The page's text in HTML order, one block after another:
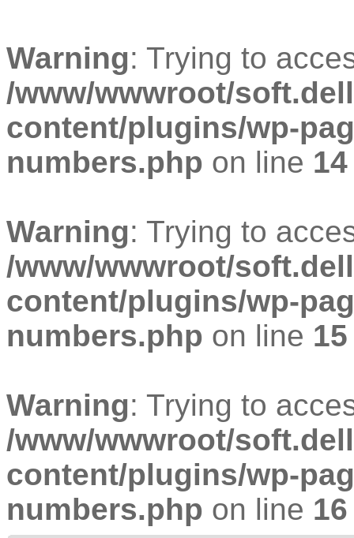
Warning: Trying to
/www/wwwroot/
content/plugins/wp-
numbers.php on line 14
Warning: Trying to
/www/wwwroot/
content/plugins/wp-
numbers.php on line 15
Warning: Trying to
/www/wwwroot/
content/plugins/wp-
numbers.php on line 16